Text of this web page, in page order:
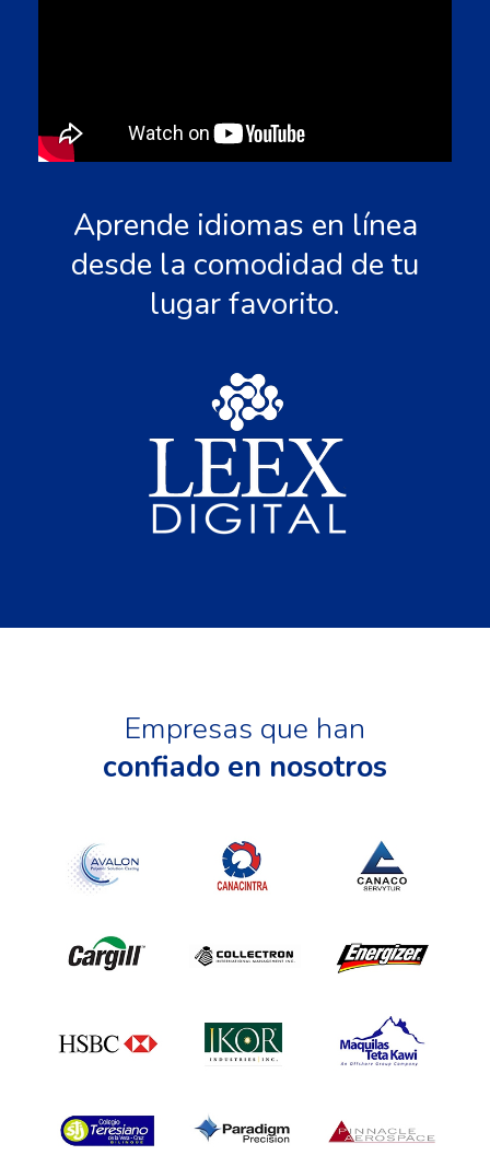
Aprende idiomas en línea
desde la comodidad de tu
lugar favorito.
Empresas que han
confiado en nosotros